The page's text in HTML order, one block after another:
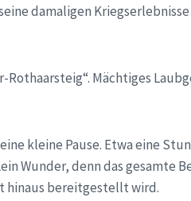
damaligen
Mächtiges
kleine Pause. Etwa eine
Wunder, denn das gesamte
hinaus bereitgestellt wird.